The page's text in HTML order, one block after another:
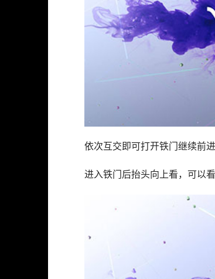
依次互交即可打开铁门继续前进
进入铁门后抬头向上看，可以